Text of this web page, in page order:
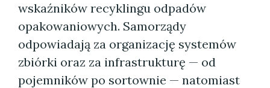
wskaźników recyklingu odpadów
opakowaniowych. Samorządy
odpowiadają za organizację systemów
zbiórki oraz za infrastrukturę — od
pojemników po sortownie — natomiast